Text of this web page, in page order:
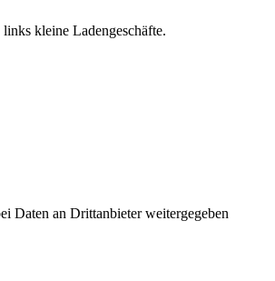
Daten an Drittanbieter weitergegeben